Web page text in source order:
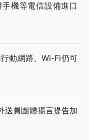
機等電信設備進口
動網路、Wi-Fi仍可
送員團體揚言提告加